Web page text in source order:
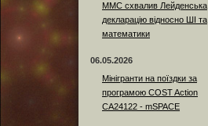
ММС схвалив Лейденська
декларацію відносно ШІ та
математики
06.05.2026
Мінігранти на поїздки за
програмою COST Action
CA24122 - mSPACE